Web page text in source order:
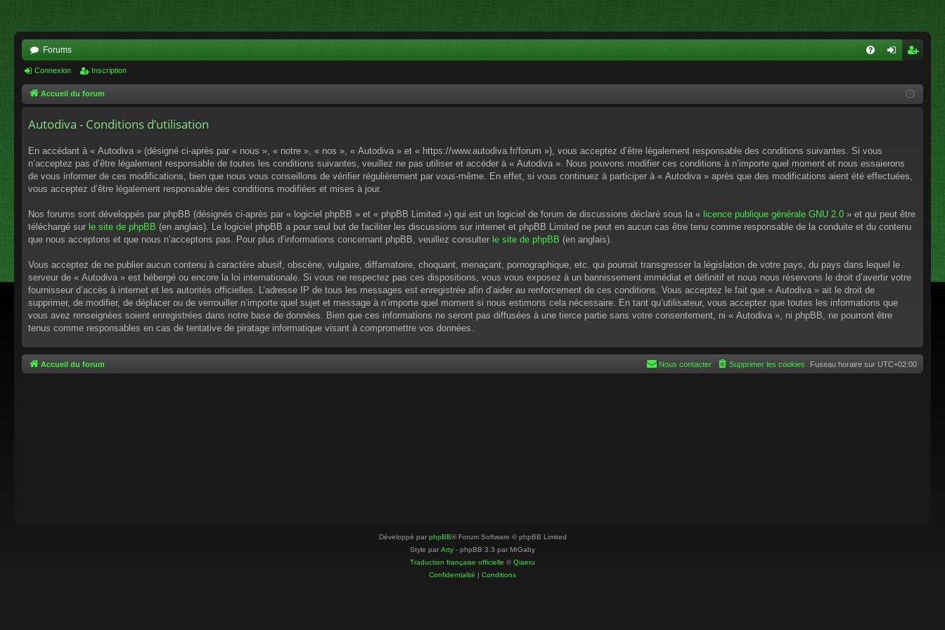
Forums
cri
Connexion Inscription
Accueil du forum
Autodiva - Conditions d’utilisation
En accédant à « Autodiva » (désigné ci-après par « nous », « notre », « nos », « Autodiva » et « https://www.autodiva.fr/forum »), vous acceptez d’être légalement responsable des conditions suivantes. Si vous
n’acceptez pas d’être légalement responsable de toutes les conditions suivantes, veuillez ne pas utiliser et accéder à « Autodiva ». Nous pouvons modifier ces conditions à n’importe quel moment et nous essaierons
de vous informer de ces modifications, bien que nous vous conseillons de vérifier régulièrement par vous-même. En effet, si vous continuez à participer à « Autodiva » après que des modifications aient été effectuées,
vous acceptez d’être légalement responsable des conditions modifiées et mises à jour.
Nos forums sont développés par phpBB (désignés ci-après par « logiciel phpBB » et « phpBB Limited ») qui est un logiciel de forum de discussions déclaré sous la « licence publique générale GNU 2.0 » et qui peut être
téléchargé sur le site de phpBB (en anglais). Le logiciel phpBB a pour seul but de faciliter les discussions sur internet et phpBB Limited ne peut en aucun cas être tenu comme responsable de la conduite et du contenu
que nous acceptons et que nous n’acceptons pas. Pour plus d’informations concernant phpBB, veuillez consulter le site de phpBB (en anglais).
Vous acceptez de ne publier aucun contenu à caractère abusif, obscène, vulgaire, diffamatoire, choquant, menaçant, pornographique, etc. qui pourrait transgresser la législation de votre pays, du pays dans lequel le
serveur de « Autodiva » est hébergé ou encore la loi internationale. Si vous ne respectez pas ces dispositions, vous vous exposez à un bannissement immédiat et définitif et nous nous réservons le droit d’avertir votre
fournisseur d’accès à internet et les autorités officielles. L’adresse IP de tous les messages est enregistrée afin d’aider au renforcement de ces conditions. Vous acceptez le fait que « Autodiva » ait le droit de
supprimer, de modifier, de déplacer ou de verrouiller n’importe quel sujet et message à n’importe quel moment si nous estimons cela nécessaire. En tant qu’utilisateur, vous acceptez que toutes les informations que
vous avez renseignées soient enregistrées dans notre base de données. Bien que ces informations ne seront pas diffusées à une tierce partie sans votre consentement, ni « Autodiva », ni phpBB, ne pourront être
tenus comme responsables en cas de tentative de piratage informatique visant à compromettre vos données.
Accueil du forum Fuseau horaire sur UTC+02:00
Supprimer les cookies
Nous contacter
Développé par phpBB® Forum Software © phpBB Limited
Style par Arty - phpBB 3.3 par MrGaby
Traduction française officielle ©Qiaeru
Confidentialité | Conditions